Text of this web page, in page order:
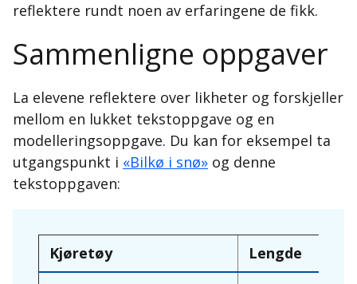
virkelig modell
matematiserer
reflektere rundt noen av erfaringene de fikk.
Sammenligne oppgaver
La elevene reflektere over likheter og forskjeller
mellom en lukket tekstoppgave og en
modelleringsoppgave. Du kan for eksempel ta
utgangspunkt i «Bilkø i snø» og denne
tekstoppgaven:
Kjøretøy Lengde